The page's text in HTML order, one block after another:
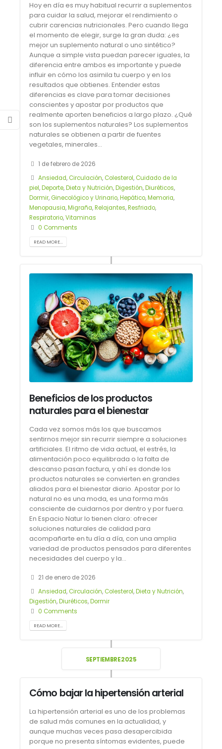
Hoy en día es muy habitual recurrir a suplementos
para cuidar la salud, mejorar el rendimiento o
cubrir carencias nutricionales. Pero cuando llega
el momento de elegir, surge la gran duda: ¿es
mejor un suplemento natural o uno sintético?
Aunque a simple vista puedan parecer iguales, la
diferencia entre ambos es importante y puede
influir en cómo los asimila tu cuerpo y en los
resultados que obtienes. Entender estas
diferencias es clave para tomar decisiones
conscientes y apostar por productos que
realmente aporten beneficios a largo plazo. ¿Qué
son los suplementos naturales? Los suplementos
naturales se obtienen a partir de fuentes
vegetales, minerales...
1 de febrero de 2026
Ansiedad,Circulación,Colesterol,Cuidado de la
piel,Deporte,Dieta y Nutrición,Digestión,Diuréticos,
Dormir,Ginecológico y Urinario,Hepático,Memoria,
Menopausia,Migraña,Relajantes,Resfriado,
Respiratorio,Vitaminas
0 Comments
READ MORE...
Beneficios de los productos
naturales para el bienestar
Cada vez somos más los que buscamos
sentirnos mejor sin recurrir siempre a soluciones
artificiales. El ritmo de vida actual, el estrés, la
alimentación poco equilibrada o la falta de
descanso pasan factura, y ahí es donde los
productos naturales se convierten en grandes
aliados para el bienestar diario. Apostar por lo
natural no es una moda, es una forma más
consciente de cuidarnos por dentro y por fuera.
En Espacio Natur lo tienen claro: ofrecer
soluciones naturales de calidad para
acompañarte en tu día a día, con una amplia
variedad de productos pensados para diferentes
necesidades del cuerpo y la...
21 de enero de 2026
Ansiedad,Circulación,Colesterol,Dieta y Nutrición,
Digestión,Diuréticos,Dormir
0 Comments
READ MORE...
SEPTIEMBRE 2025
Cómo bajar la hipertensión arterial
La hipertensión arterial es uno de los problemas
de salud más comunes en la actualidad, y
aunque muchas veces pasa desapercibida
porque no presenta síntomas evidentes, puede